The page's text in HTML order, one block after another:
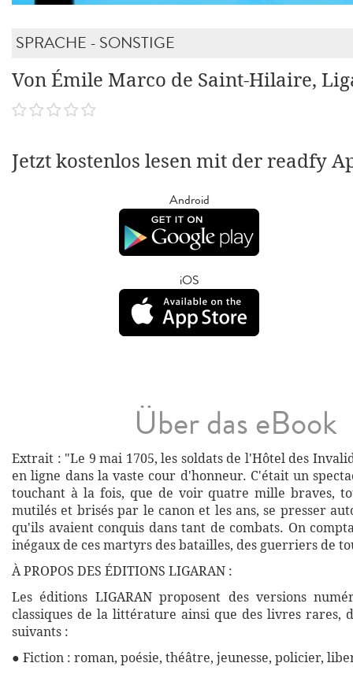
SPRACHE - SONSTIGE
Von Émile Marco de Saint-Hilaire,
Jetzt kostenlos lesen mit der readfy
Android
iOS
Über das eBook
Extrait : "Le 9 mai 1705, les soldats de l'Hôtel des
en ligne dans la vaste cour d'honneur. C'était un
touchant à la fois, que de voir quatre mille braves,
mutilés et brisés par le canon et les ans, se presser
qu'ils avaient conquis dans tant de combats. On
inégaux de ces martyrs des batailles, des guerriers de
À PROPOS DES ÉDITIONS LIGARAN :
Les éditions LIGARAN proposent des versions
classiques de la littérature ainsi que des livres rares,
suivants :
● Fiction : roman, poésie, théâtre, jeunesse, policier,